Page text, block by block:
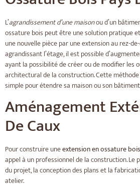
L’agrandissement d’une maisonou d’un
ossature bois peut être une solution pratique
une nouvelle pièce par une extension au rez-
agrandissant l’étage, il est possible
ayant la possibilité de créer ou de modifier les
architectural de la construction. Cette
simple pour étendre sa maison ou son
Aménagement
De Caux
Pour construire uneextension en ossature bois
appel à un professionnel de la construction. Le
du projet, la conception des plans et la
atelier.